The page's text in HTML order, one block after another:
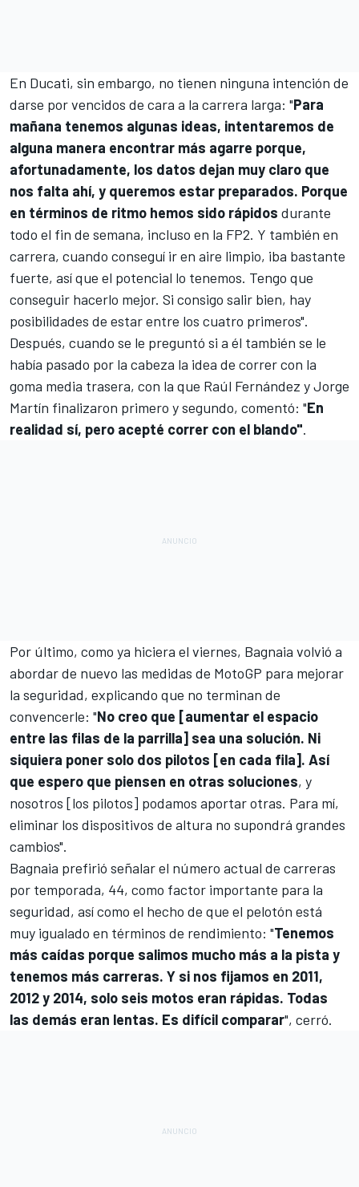
En Ducati, sin embargo, no tienen ninguna intención de
darse por vencidos de cara a la carrera larga: "Para
mañana tenemos algunas ideas, intentaremos de
alguna manera encontrar más agarre porque,
afortunadamente, los datos dejan muy claro que
nos falta ahí, y queremos estar preparados. Porque
en términos de ritmo hemos sido rápidos durante
todo el fin de semana, incluso en la FP2. Y también en
carrera, cuando conseguí ir en aire limpio, iba bastante
fuerte, así que el potencial lo tenemos. Tengo que
conseguir hacerlo mejor. Si consigo salir bien, hay
posibilidades de estar entre los cuatro primeros".
Después, cuando se le preguntó si a él también se le
había pasado por la cabeza la idea de correr con la
goma media trasera, con la que Raúl Fernández yJorge
Martín finalizaron primero y segundo, comentó: "En
realidad sí, pero acepté correr con el blando".
Por último, como ya hiciera el viernes, Bagnaia volvió a
abordar de nuevo las medidas de MotoGP para mejorar
la seguridad, explicando que no terminan de
convencerle: "No creo que [aumentar el espacio
entre las filas de la parrilla] sea una solución. Ni
siquiera poner solo dos pilotos [en cada fila]. Así
que espero que piensen en otras soluciones, y
nosotros [los pilotos] podamos aportar otras. Para mí,
eliminar los dispositivos de altura no supondrá grandes
cambios".
Bagnaia prefirió señalar el número actual de carreras
por temporada, 44, como factor importante para la
seguridad, así como el hecho de que el pelotón está
muy igualado en términos de rendimiento: "Tenemos
más caídas porque salimos mucho más a la pista y
tenemos más carreras. Y si nos fijamos en 2011,
2012 y 2014, solo seis motos eran rápidas. Todas
las demás eran lentas. Es difícil comparar", cerró.